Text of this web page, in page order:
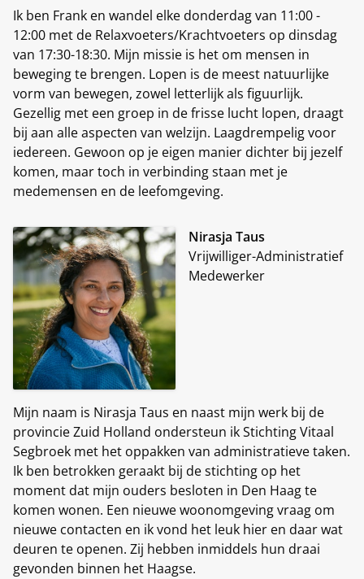
Ik ben Frank en wandel elke donderdag van 11:00 -
12:00 met de Relaxvoeters/Krachtvoeters op dinsdag
van 17:30-18:30. Mijn missie is het om mensen in
beweging te brengen. Lopen is de meest natuurlijke
vorm van bewegen, zowel letterlijk als figuurlijk.
Gezellig met een groep in de frisse lucht lopen, draagt
bij aan alle aspecten van welzijn. Laagdrempelig voor
iedereen. Gewoon op je eigen manier dichter bij jezelf
komen, maar toch in verbinding staan met je
medemensen en de leefomgeving.
Nirasja Taus
Vrijwilliger-Administratief
Medewerker
Mijn naam is Nirasja Taus en naast mijn werk bij de
provincie Zuid Holland ondersteun ik Stichting Vitaal
Segbroek met het oppakken van administratieve taken.
Ik ben betrokken geraakt bij de stichting op het
moment dat mijn ouders besloten in Den Haag te
komen wonen. Een nieuwe woonomgeving vraag om
nieuwe contacten en ik vond het leuk hier en daar wat
deuren te openen. Zij hebben inmiddels hun draai
gevonden binnen het Haagse.